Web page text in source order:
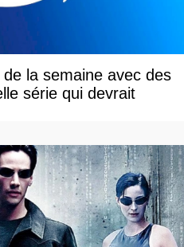
la semaine avec des
série qui devrait